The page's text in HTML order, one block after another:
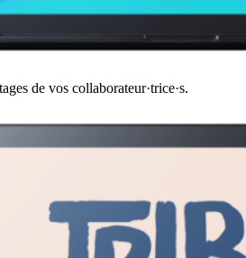
de vos collaborateur·trice·s.